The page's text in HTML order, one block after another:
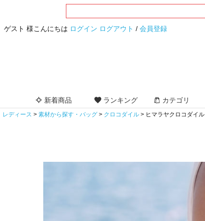
ゲスト 様こんにちは ログイン ログアウト / 会員登録
新着商品 ランキング カテゴリ
レディース 素材から探す・バッグ クロコダイル ヒマラヤクロコダイル